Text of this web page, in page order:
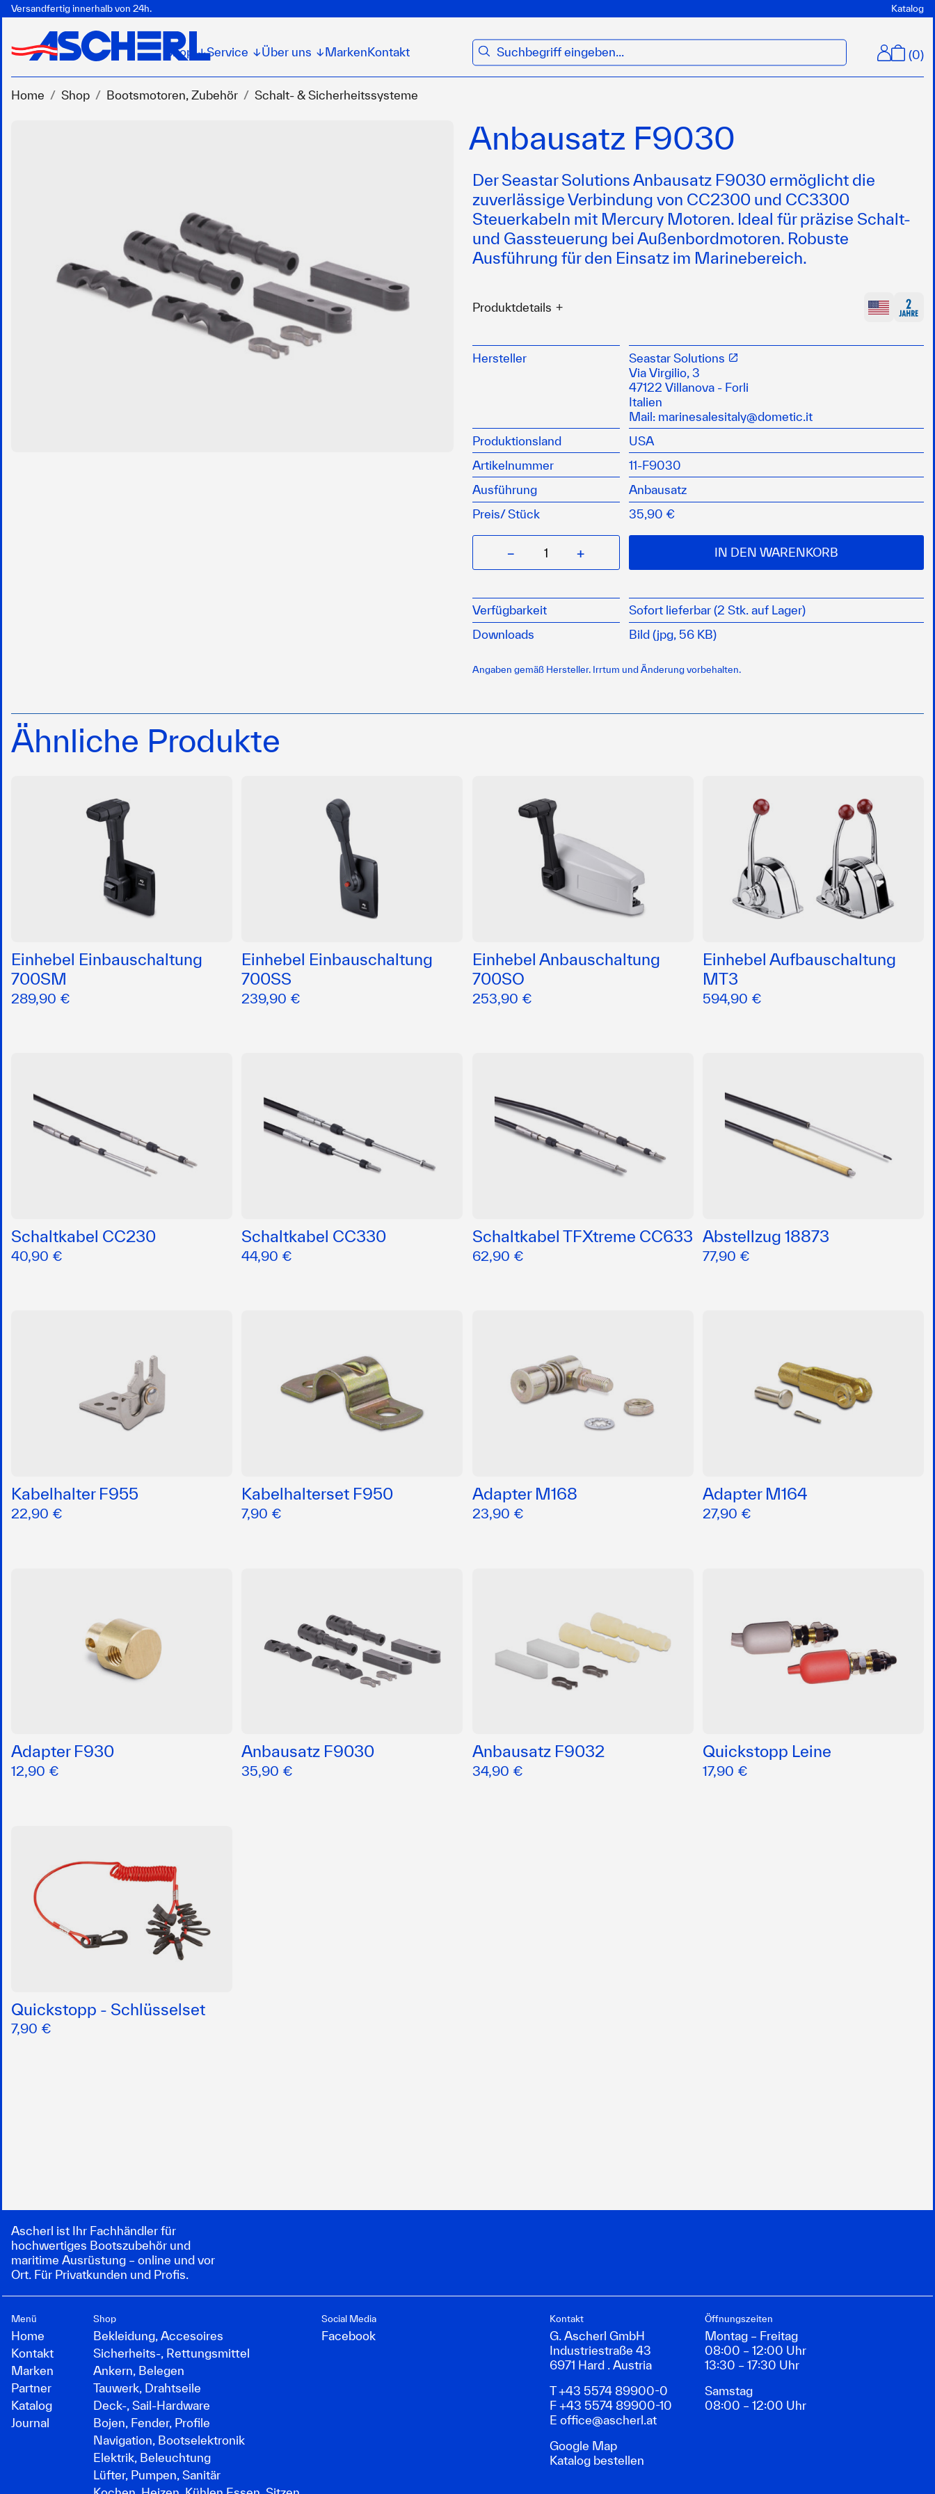
Versandfertig innerhalb von 24h. Katalog
Shop ↓Service ↓Über uns ↓ Marken Kontakt suchen (0)
Home Shop Bootsmotoren, Zubehör Schalt- & Sicherheitssysteme
Anbausatz F9030
Der Seastar Solutions Anbausatz F9030 ermöglicht die
zuverlässige Verbindung von CC2300 und CC3300
Steuerkabeln mit Mercury Motoren. Ideal für präzise Schalt-
und Gassteuerung bei Außenbordmotoren. Robuste
Ausführung für den Einsatz im Marinebereich.
Produktdetails
Zur Verbindung mit Mercury Außenbordmotoren
Robuste und langlebige Ausführung für den Marineeinsatz
Hersteller
Seastar Solutions
Via Virgilio, 3
47122 Villanova - Forli
Italien
Mail: marinesalesitaly@dometic.it
Produktionsland
USA
Artikelnummer
11-F9030
Ausführung
Anbausatz
Preis/Stück 35,90 €
− + IN DEN WARENKORB
Verfügbarkeit
Sofort lieferbar (2 Stk. auf Lager)
Downloads
Bild (jpg, 56 KB)
Angaben gemäß Hersteller. Irrtum und Änderung vorbehalten.
Ähnliche Produkte
Einhebel Einbauschaltung
700SM
289,90 €
Einhebel Einbauschaltung
700SS
239,90 €
Einhebel Anbauschaltung
700SO
253,90 €
Einhebel Aufbauschaltung
MT3
594,90 €
Schaltkabel CC230
40,90 €
Schaltkabel CC330
44,90 €
Schaltkabel TFXtreme CC633
62,90 €
Abstellzug 18873
77,90 €
Kabelhalter F955
22,90 €
Kabelhalterset F950
7,90 €
Adapter M168
23,90 €
Adapter M164
27,90 €
Adapter F930
12,90 €
Anbausatz F9030
35,90 €
Anbausatz F9032
34,90 €
Quickstopp Leine
17,90 €
Quickstopp - Schlüsselset
7,90 €
Ascherl ist Ihr Fachhändler für
hochwertiges Bootszubehör und
maritime Ausrüstung – online und vor
Ort. Für Privatkunden und Profis.
Menü
Home
Kontakt
Marken
Partner
Katalog
Journal
Shop
Bekleidung, Accesoires
Sicherheits-, Rettungsmittel
Ankern, Belegen
Tauwerk, Drahtseile
Deck-, Sail-Hardware
Bojen, Fender, Profile
Navigation, Bootselektronik
Elektrik, Beleuchtung
Lüfter, Pumpen, Sanitär
Social Media
Facebook
Kontakt
G. Ascherl GmbH
Industriestraße 43
6971 Hard . Austria
T +43 5574 89900-0
F +43 5574 89900-10
Eoffice@ascherl.at
Google Map
Katalog bestellen
Öffnungszeiten
Montag – Freitag
08:00 – 12:00 Uhr
13:30 – 17:30 Uhr
Samstag
08:00 – 12:00 Uhr